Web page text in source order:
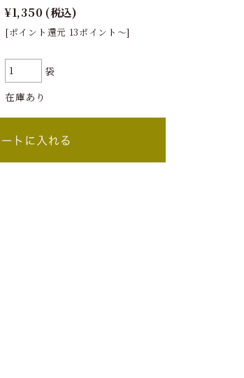
¥1,350 (税込)
[ポイント還元 13ポイント～]
袋
在庫あり